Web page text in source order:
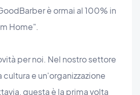
è ormai al 100% in
Home".
per noi. Nel nostro settore
cultura e un'organizzazione
questa è la prima volta